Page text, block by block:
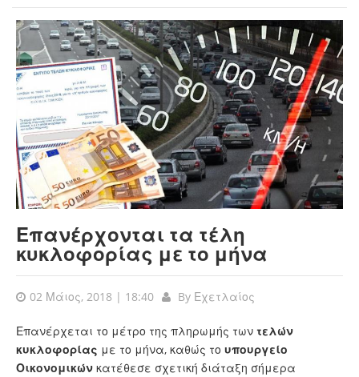
Επανέρχονται τα τέλη
κυκλοφορίας με το μήνα
02 Μάιος, 2018 | 18:40 By Εχετλαίος
Επανέρχεται το μέτρο της πληρωμής των τελών
κυκλοφορίας με το μήνα, καθώς το υπουργείο
Οικονομικών κατέθεσε σχετική διάταξη σήμερα